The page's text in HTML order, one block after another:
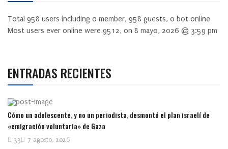
Total 958 users including 0 member, 958 guests, 0 bot online
Most users ever online were 9512, on 8 mayo, 2026 @ 3:59 pm
ENTRADAS RECIENTES
Cómo un adolescente, y no un periodista, desmontó el plan israelí de
«emigración voluntaria» de Gaza
7 agosto, 2026
33